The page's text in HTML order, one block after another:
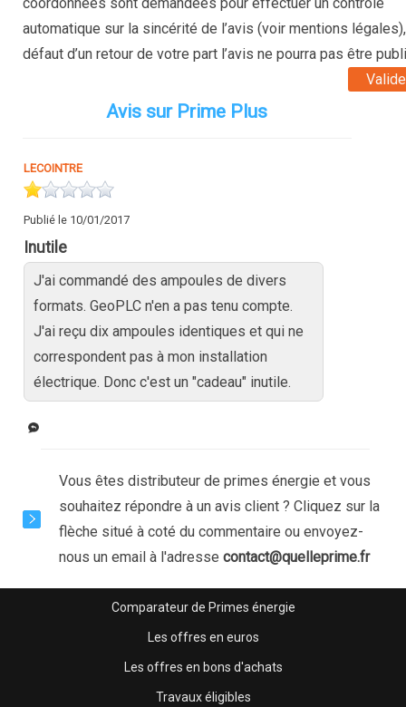
automatique sur la sincérité de l’avis (voir mentions
défaut d’un retour de votre part l’avis ne pourra pas être
Avis sur Prime Plus
LECOINTRE
Publié le 10/01/2017
Inutile
J'ai commandé des ampoules de divers
formats. GeoPLC n'en a pas tenu compte.
J'ai reçu dix ampoules identiques et qui ne
correspondent pas à mon installation
électrique. Donc c'est un "cadeau" inutile.
Vous êtes distributeur de primes énergie et vous
souhaitez répondre à un avis client ? Cliquez sur la
flèche situé à coté du commentaire ou envoyez-
nous un email à l'adresse contact@quelleprime.fr
Comparateur de Primes énergie
Les offres en euros
Les offres en bons d'achats
Travaux éligibles